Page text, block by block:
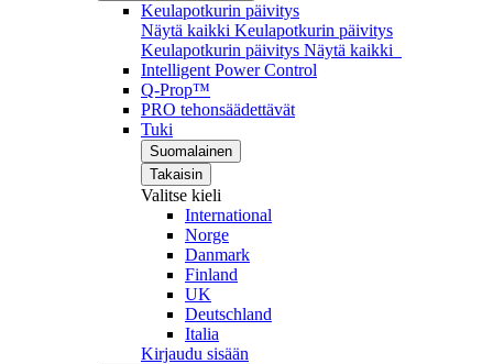
Keulapotkurin päivitys
Näytä kaikki Keulapotkurin päivitys
Keulapotkurin päivitys Näytä kaikki
Intelligent Power Control
Q-Prop™
PRO tehonsäädettävät
Tuki
Suomalainen
Takaisin
Valitse kieli
International
Norge
Danmark
Finland
UK
Deutschland
Italia
Kirjaudu sisään